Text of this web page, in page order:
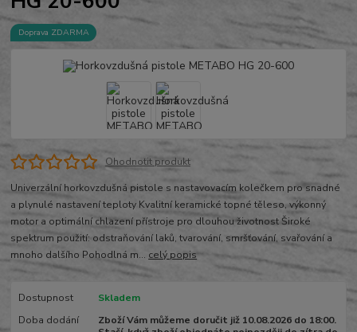
Doprava ZDARMA
Ohodnotit produkt
Univerzální horkovzdušná pistole s nastavovacím kolečkem pro snadné
a plynulé nastavení teploty Kvalitní keramické topné těleso, výkonný
motor a optimální chlazení přístroje pro dlouhou životnost Široké
spektrum použití: odstraňování laků, tvarování, smršťování, svařování a
mnoho dalšího Pohodlná m... celý popis
Dostupnost
Skladem
Doba dodání
Zboží Vám můžeme doručit již 10.08.2026 do 18:00.